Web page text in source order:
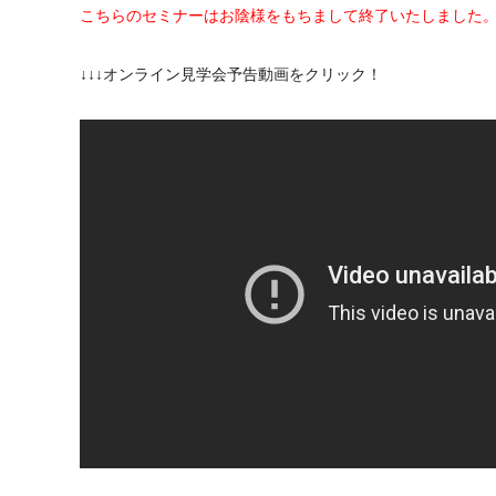
こちらのセミナーはお陰様をもちまして終了いたしました
↓↓↓オンライン見学会予告動画をクリック！